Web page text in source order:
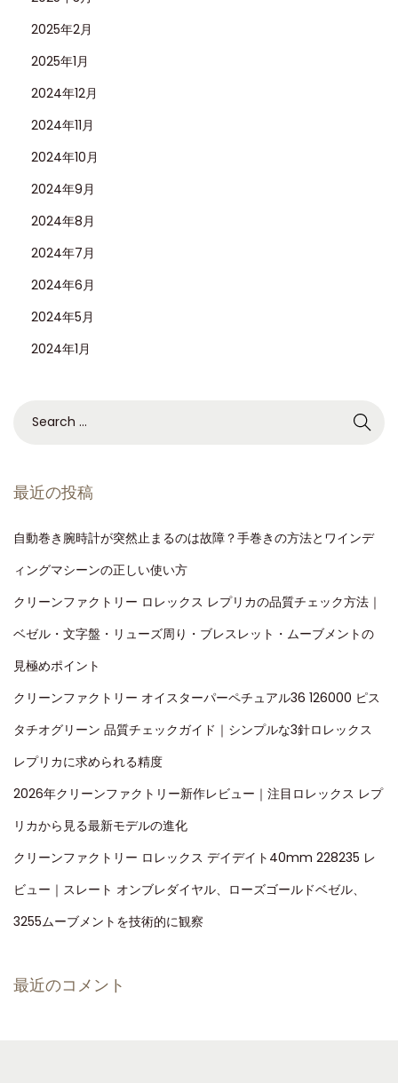
2025年2月
2025年1月
2024年12月
2024年11月
2024年10月
2024年9月
2024年8月
2024年7月
2024年6月
2024年5月
2024年1月
最近の投稿
自動巻き腕時計が突然止まるのは故障？手巻きの方法とワインデ
ィングマシーンの正しい使い方
クリーンファクトリー ロレックス レプリカの品質チェック方法｜
ベゼル・文字盤・リューズ周り・ブレスレット・ムーブメントの
見極めポイント
クリーンファクトリー オイスターパーペチュアル36 126000 ピス
タチオグリーン 品質チェックガイド｜シンプルな3針ロレックス
レプリカに求められる精度
2026年クリーンファクトリー新作レビュー｜注目ロレックス レプ
リカから見る最新モデルの進化
クリーンファクトリー ロレックス デイデイト40mm 228235 レ
ビュー｜スレート オンブレダイヤル、ローズゴールドベゼル、
3255ムーブメントを技術的に観察
最近のコメント